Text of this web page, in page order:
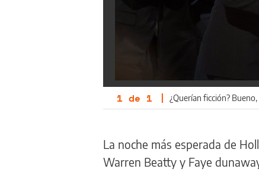
1 de 1 | ¿Querían ficción?
La noche más esperada de
Warren Beatty y Faye